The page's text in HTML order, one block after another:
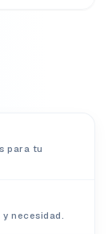
para tu
necesidad.